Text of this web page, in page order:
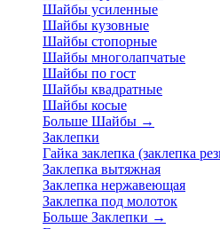
Шайбы усиленные
Шайбы кузовные
Шайбы стопорные
Шайбы многолапчатые
Шайбы по гост
Шайбы квадратные
Шайбы косые
Больше Шайбы →
Заклепки
Гайка заклепка (заклепка
Заклепка вытяжная
Заклепка нержавеющая
Заклепка под молоток
Больше Заклепки →